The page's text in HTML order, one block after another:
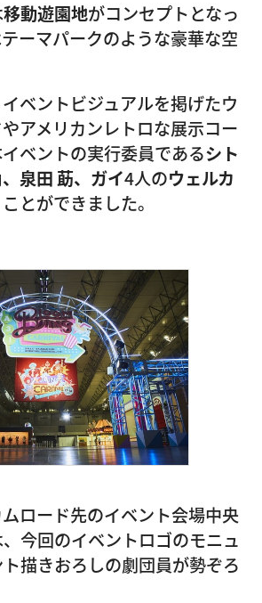
移動遊園地がコンセプトとなっ
ーマパークのような豪華な空
ベントビジュアルを掲げたウ
アメリカンレトロな展示コー
ベントの実行委員であるシト
泉田 莇、ガイ4人のウェルカ
とができました。
ロード先のイベント会場中央
今回のイベントロゴのモニュ
描きおろしの劇団員が勢ぞろ